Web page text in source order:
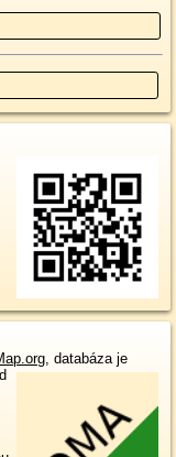
, databáza je